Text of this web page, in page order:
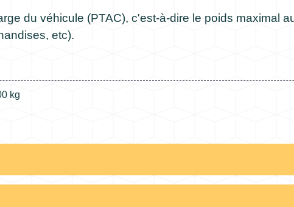
du véhicule (PTAC), c'est-à-dire le poids maximal
etc).
kg